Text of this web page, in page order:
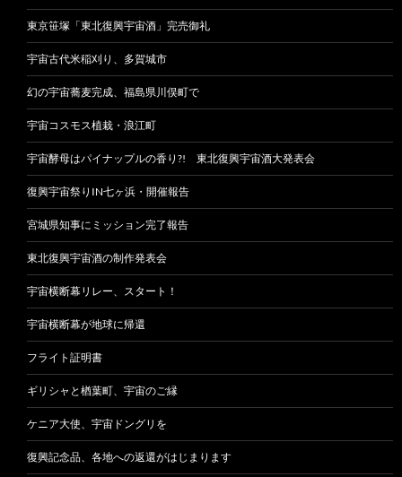
東京笹塚「東北復興宇宙酒」完売御礼
宇宙古代米稲刈り、多賀城市
幻の宇宙蕎麦完成、福島県川俣町で
宇宙コスモス植栽・浪江町
宇宙酵母はパイナップルの香り?! 東北復興宇宙酒大発表会
復興宇宙祭りIN七ヶ浜・開催報告
宮城県知事にミッション完了報告
東北復興宇宙酒の制作発表会
宇宙横断幕リレー、スタート！
宇宙横断幕が地球に帰還
フライト証明書
ギリシャと楢葉町、宇宙のご縁
ケニア大使、宇宙ドングリを
復興記念品、各地への返還がはじまります